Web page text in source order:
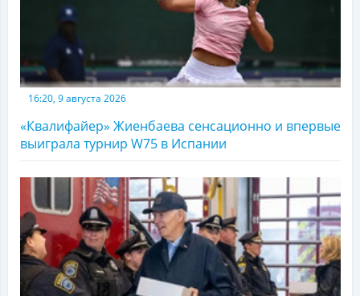
16:20, 9 августа 2026
«Квалифайер» Жиенбаева сенсационно и впервые
выиграла турнир W75 в Испании